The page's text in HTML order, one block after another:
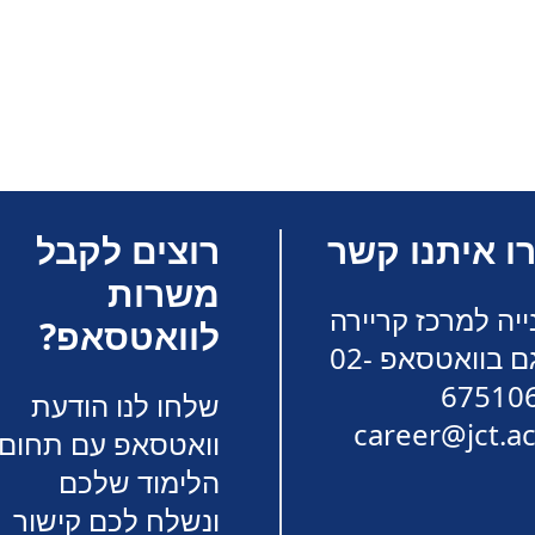
איתנו קשר
למרכז קריירה
בוואטסאפ 02-
רוצים לקבל
משרות
לוואטסאפ?
שלחו לנו הודעת
וואטסאפ עם תחום
הלימוד שלכם
ונשלח לכם קישור